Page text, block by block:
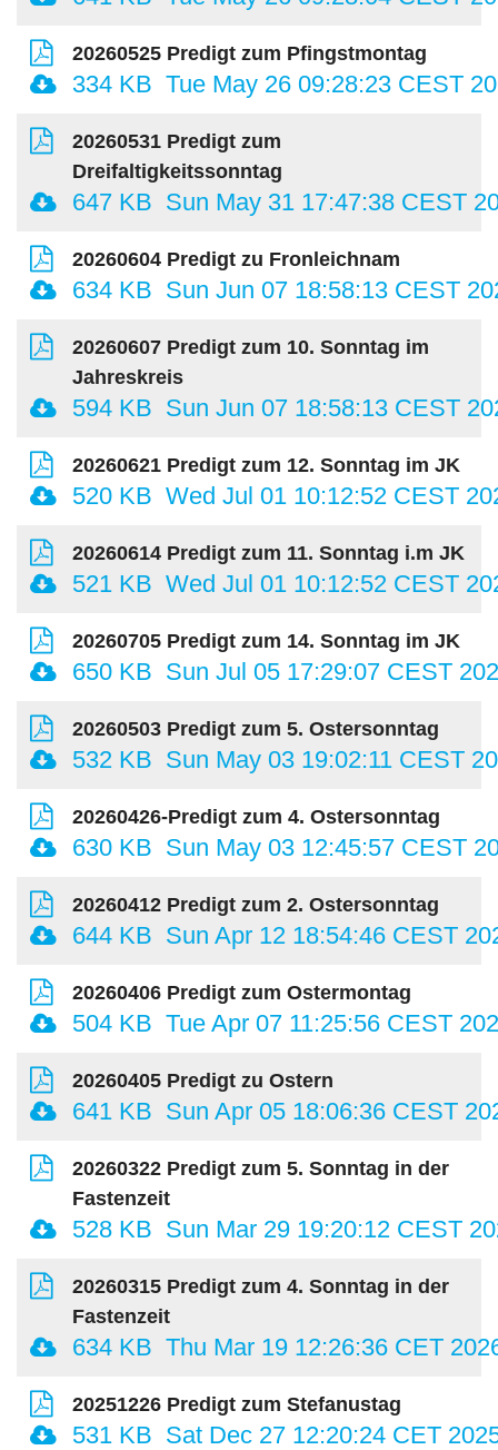
20260525 Predigt zum Pfingstmontag
334 KB Tue May 26 09:28:23 CEST
20260531 Predigt zum
Dreifaltigkeitssonntag
647 KB Sun May 31 17:47:38 CEST
20260604 Predigt zu Fronleichnam
634 KB Sun Jun 07 18:58:13 CEST
20260607 Predigt zum 10. Sonntag im
Jahreskreis
594 KB Sun Jun 07 18:58:13 CEST
20260621 Predigt zum 12. Sonntag im JK
520 KB Wed Jul 01 10:12:52 CEST
20260614 Predigt zum 11. Sonntag i.m JK
521 KB Wed Jul 01 10:12:52 CEST
20260705 Predigt zum 14. Sonntag im JK
650 KB Sun Jul 05 17:29:07 CEST
20260503 Predigt zum 5. Ostersonntag
532 KB Sun May 03 19:02:11 CEST
20260426-Predigt zum 4. Ostersonntag
630 KB Sun May 03 12:45:57 CEST
20260412 Predigt zum 2. Ostersonntag
644 KB Sun Apr 12 18:54:46 CEST
20260406 Predigt zum Ostermontag
504 KB Tue Apr 07 11:25:56 CEST
20260405 Predigt zu Ostern
641 KB Sun Apr 05 18:06:36 CEST
20260322 Predigt zum 5. Sonntag in der
Fastenzeit
528 KB Sun Mar 29 19:20:12 CEST
20260315 Predigt zum 4. Sonntag in der
Fastenzeit
634 KB Thu Mar 19 12:26:36 CET
20251226 Predigt zum Stefanustag
531 KB Sat Dec 27 12:20:24 CET